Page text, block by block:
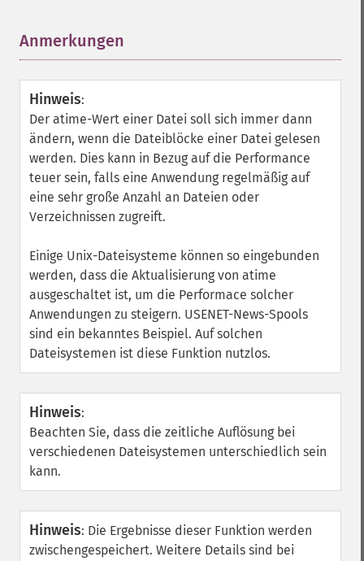
Anmerkungen
Hinweis:
Der atime-Wert einer Datei soll sich immer dann
ändern, wenn die Dateiblöcke einer Datei gelesen
werden. Dies kann in Bezug auf die Performance
teuer sein, falls eine Anwendung regelmäßig auf
eine sehr große Anzahl an Dateien oder
Verzeichnissen zugreift.
Einige Unix-Dateisysteme können so eingebunden
werden, dass die Aktualisierung von atime
ausgeschaltet ist, um die Performace solcher
Anwendungen zu steigern. USENET-News-Spools
sind ein bekanntes Beispiel. Auf solchen
Dateisystemen ist diese Funktion nutzlos.
Hinweis:
Beachten Sie, dass die zeitliche Auflösung bei
verschiedenen Dateisystemen unterschiedlich sein
kann.
Hinweis: Die Ergebnisse dieser Funktion werden
zwischengespeichert. Weitere Details sind bei